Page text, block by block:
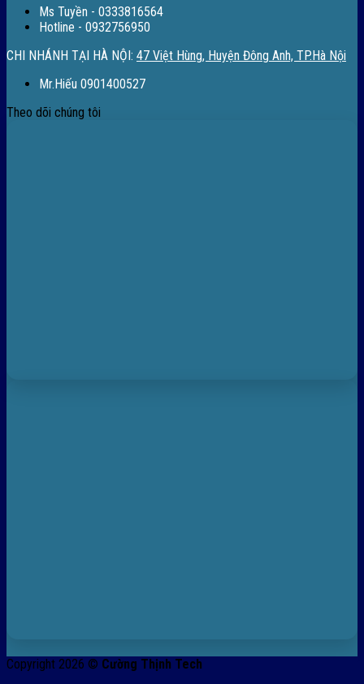
Ms Tuyền - 0333816564
Hotline - 0932756950
CHI NHÁNH TẠI HÀ NỘI: 47 Việt Hùng, Huyện Đông Anh, TP.Hà Nội
Mr.Hiếu 0901400527
Theo dõi chúng tôi
Copyright 2026 © Cường Thịnh Tech